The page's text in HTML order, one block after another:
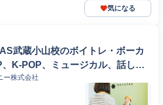
気になる
武蔵小山校のボイトレ・ボーカ
K-POP、ミュージカル、話し
ー株式会社